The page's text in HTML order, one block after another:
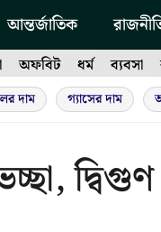
আন্তর্জাতিক
অফবিট ধর্ম ব্যবসা
দাম গ্যাসের দাম
দ্বিগুণ